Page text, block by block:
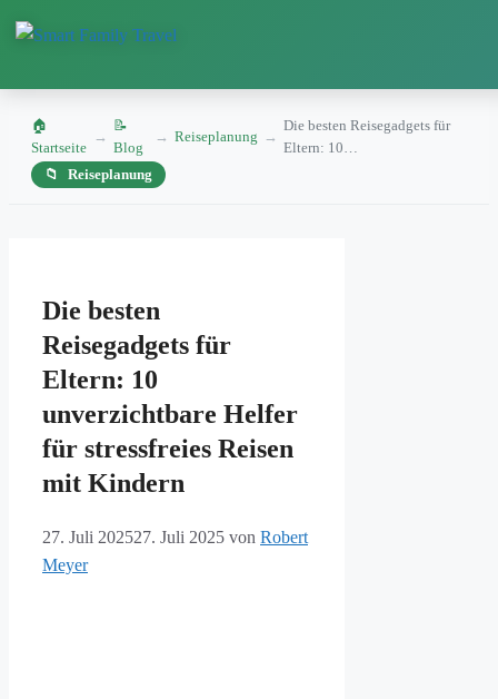
🏠
Startseite
→
📝
Blog
→ Reiseplanung →
Die besten Reisegadgets für
Eltern: 10…
Reiseplanung
springenDie besten
Reisegadgets für
Eltern: 10
unverzichtbare Helfer
für stressfreies Reisen
mit Kindern
27. Juli 202527. Juli 2025 von Robert
Meyer